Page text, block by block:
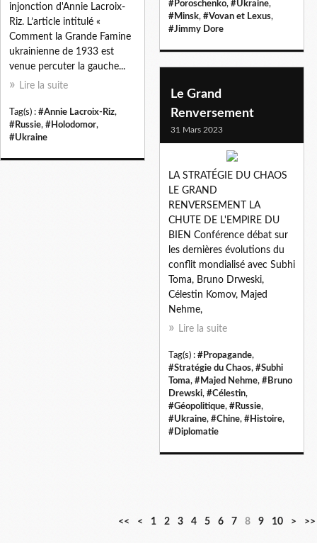
#Poroschenko, #Ukraine,
#Minsk, #Vovan et Lexus,
#Jimmy Dore
injonction d'Annie Lacroix-
Riz. L’article intitulé «
Comment la Grande Famine
ukrainienne de 1933 est
venue percuter la gauche...
Lire la suite
Tag(s) : #Annie Lacroix-Riz,
#Russie, #Holodomor,
#Ukraine
Le Grand
Renversement
31 Mars 2023
LA STRATÉGIE DU CHAOS
LE GRAND
RENVERSEMENT LA
CHUTE DE L'EMPIRE DU
BIEN Conférence débat sur
les dernières évolutions du
conflit mondialisé avec Subhi
Toma, Bruno Drweski,
Célestin Komov, Majed
Nehme,
Lire la suite
Tag(s) : #Propagande,
#Stratégie du Chaos, #Subhi
Toma, #Majed Nehme, #Bruno
Drewski, #Célestin,
#Géopolitique, #Russie,
#Ukraine, #Chine, #Histoire,
#Diplomatie
<< < 1 2 3 4 5 6 7 8 9 10
2
> >>